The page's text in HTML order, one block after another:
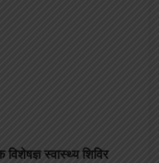
विशेषज्ञ स्वास्थ्य शिविर